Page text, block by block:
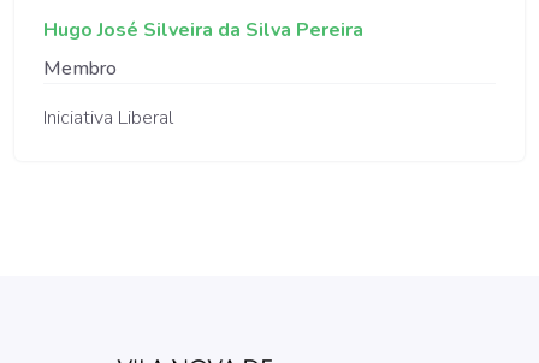
Hugo José Silveira da Silva Pereira
Membro
Iniciativa Liberal